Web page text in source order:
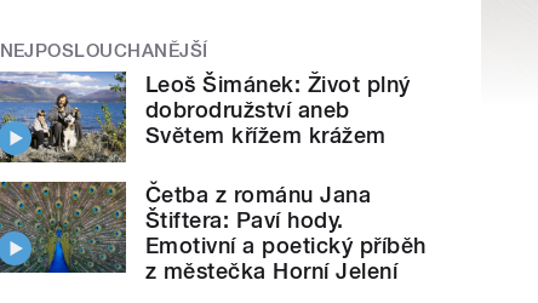
NEJPOSLOUCHANĚJŠÍ
Leoš Šimánek: Život plný
dobrodružství aneb
Světem křížem krážem
Četba z románu Jana
Štiftera: Paví hody.
Emotivní a poetický příběh
z městečka Horní Jelení